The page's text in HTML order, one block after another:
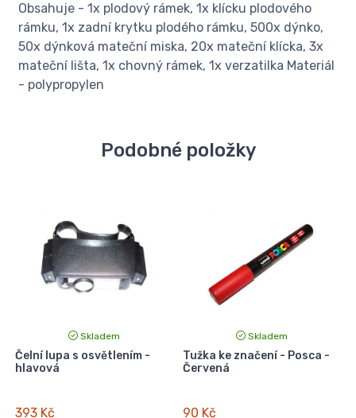
Obsahuje - 1x plodový rámek, 1x klícku plodového
rámku, 1x zadní krytku plodého rámku, 500x dýnko,
50x dýnková mateční miska, 20x mateční klícka, 3x
mateční lišta, 1x chovný rámek, 1x verzatilka Materiál
- polypropylen
Podobné položky
Skladem
Čelní lupa s osvětlením -
hlavová
393 Kč
Skladem
Tužka ke značení - Posca -
Červená
90 Kč